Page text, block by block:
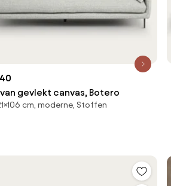
van gevlekt canvas, Botero
cm, moderne, Stoffen